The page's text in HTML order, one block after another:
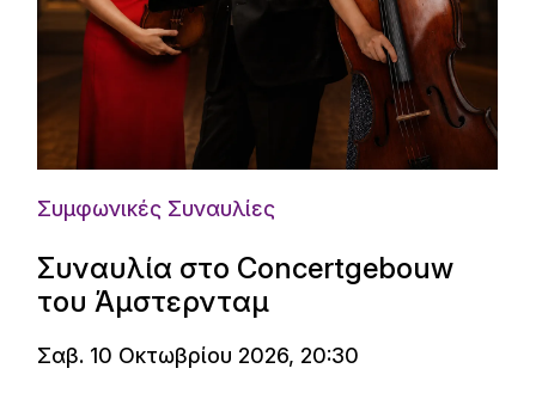
Συμφωνικές Συναυλίες
Συναυλία στο Concertgebouw
του Άμστερνταμ
Σαβ. 10 Οκτωβρίου 2026, 20:30